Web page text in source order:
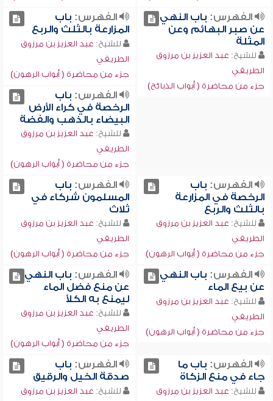
الفهرس: باب النهي
عن صبر البهائم وعن
المثلة
للشيخ: عبد العزيز بن مرزوق
الطريفي
جزء من محاضرة ( أبواب الذبائح)
الفهرس: باب
المزارعة بالثلث والربع
للشيخ: عبد العزيز بن مرزوق
الطريفي
جزء من محاضرة ( أبواب الرهون)
الفهرس: باب
الرخصة في كراء الأرض
البيضاء بالذهب والفضة
للشيخ: عبد العزيز بن مرزوق
الطريفي
جزء من محاضرة ( أبواب الرهون)
الفهرس: باب
الرخصة في المزارعة
بالثلث والربع
للشيخ: عبد العزيز بن مرزوق
الطريفي
جزء من محاضرة ( أبواب الرهون)
الفهرس: باب
المسلمون شركاء في
ثلاث
للشيخ: عبد العزيز بن مرزوق
الطريفي
جزء من محاضرة ( أبواب الرهون)
الفهرس: باب النهي
عن بيع الماء
للشيخ: عبد العزيز بن مرزوق
الطريفي
جزء من محاضرة ( أبواب الرهون)
الفهرس: باب النهي
عن منع فضل الماء
ليمنع به الكلأ
للشيخ: عبد العزيز بن مرزوق
الطريفي
جزء من محاضرة ( أبواب الرهون)
الفهرس: باب ما
جاء في منع الزكاة
للشيخ: عبد العزيز بن مرزوق
الفهرس: باب
صدقة الخيل والرقيق
للشيخ: عبد العزيز بن مرزوق